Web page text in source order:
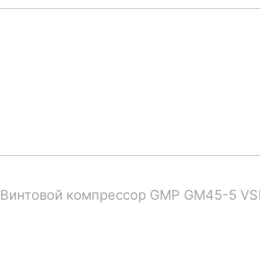
Винтовой компрессор GMP GM45-5